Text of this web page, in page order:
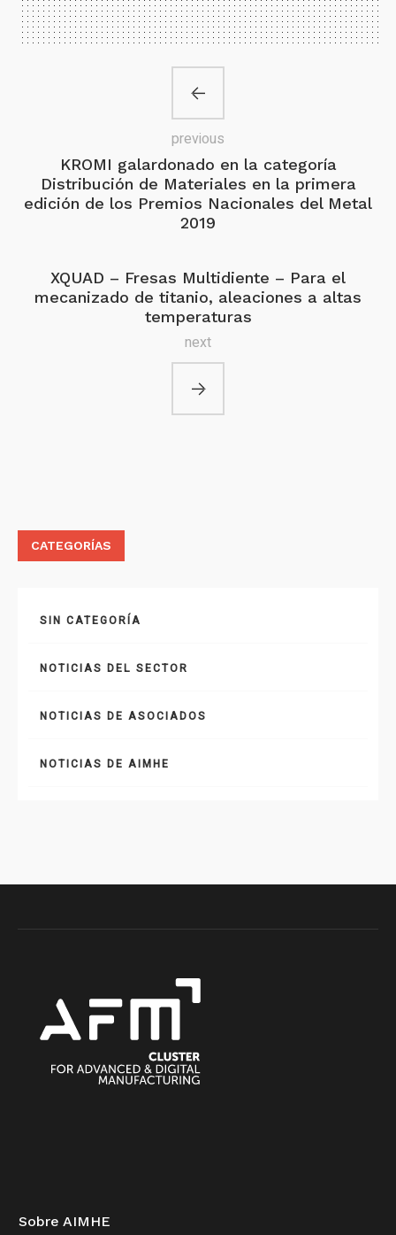
KROMI galardonado en la categoría
Distribución de Materiales en la primera
edición de los Premios Nacionales del Metal
2019
previous
XQUAD – Fresas Multidiente – Para el
mecanizado de titanio, aleaciones a altas
temperaturas
next
CATEGORÍAS
SIN CATEGORÍA
NOTICIAS DEL SECTOR
NOTICIAS DE ASOCIADOS
NOTICIAS DE AIMHE
Sobre AIMHE